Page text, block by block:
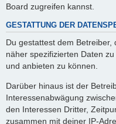
Board zugreifen kannst.
GESTATTUNG DER
Du gestattest dem
näher spezifizierten Daten
und anbieten zu können.
Darüber hinaus ist der
Interessenabwägung
den Interessen Dritter,
zusammen mit deiner IP-